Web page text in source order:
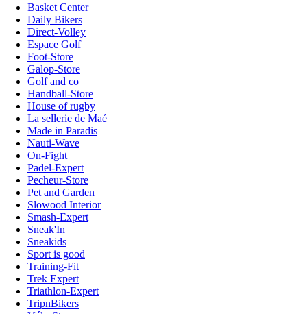
Basket Center
Daily Bikers
Direct-Volley
Espace Golf
Foot-Store
Galop-Store
Golf and co
Handball-Store
House of rugby
La sellerie de Maé
Made in Paradis
Nauti-Wave
On-Fight
Padel-Expert
Pecheur-Store
Pet and Garden
Slowood Interior
Smash-Expert
Sneak'In
Sneakids
Sport is good
Training-Fit
Trek Expert
Triathlon-Expert
TripnBikers